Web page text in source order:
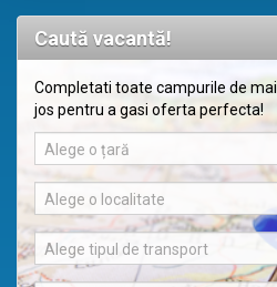
Caută vacantă!
Completati toate campurile de mai
jos pentru a gasi oferta perfecta!
Alege o țară
Alege o localitate
Alege tipul de transport